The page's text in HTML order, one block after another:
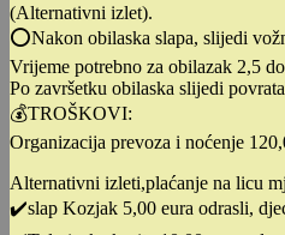
(Alternativni izlet).
⭕️Nakon obilaska slapa, slijedi
Vrijeme potrebno za obilazak 2,5
Po završetku obilaska slijedi
💰TROŠKOVI:
Organizacija prevoza i noćenje
Alternativni izleti,plaćanje na licu
✔️slap Kozjak 5,00 eura odrasli,